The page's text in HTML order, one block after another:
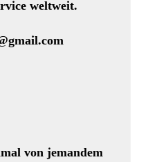
weltweit.
von jemandem